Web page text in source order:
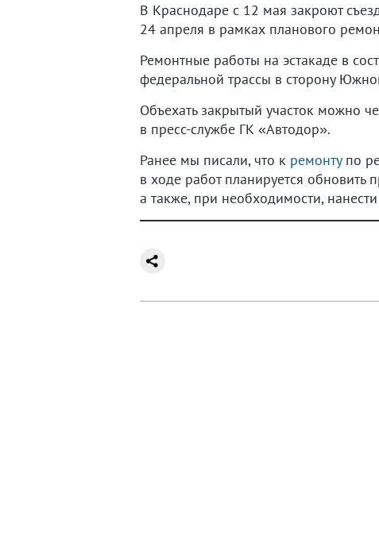
В Краснодаре с 12 мая закроют
24 апреля в рамках планового
Ремонтные работы на эстакаде в
федеральной трассы в сторону
Объехать закрытый участок можно
в пресс-службе ГК «Автодор».
Ранее мы писали, что к ремонтупо
в ходе работ планируется обновить
а также, при необходимости, нанести